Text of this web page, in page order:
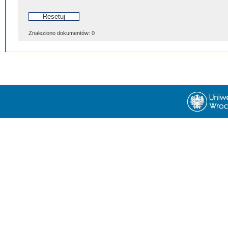
Znaleziono dokumentów: 0